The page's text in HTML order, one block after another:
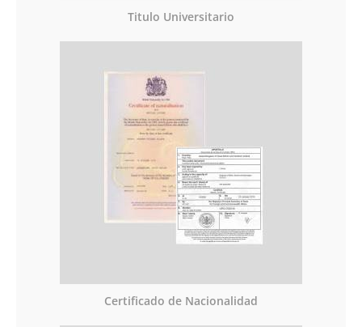
Titulo Universitario
Certificado de Nacionalidad